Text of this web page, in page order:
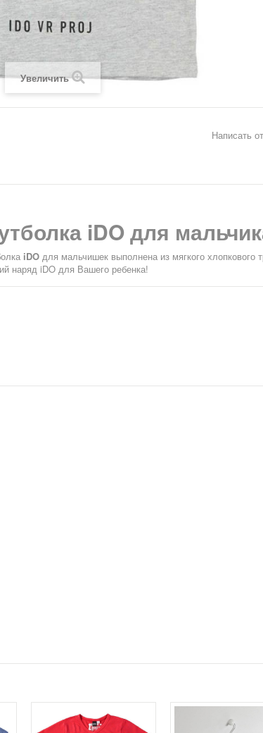
Увеличить
Написать
iDO для
iDOдля мальчишек выполнена из мягкого
наряд iDO для Вашего ребенка!